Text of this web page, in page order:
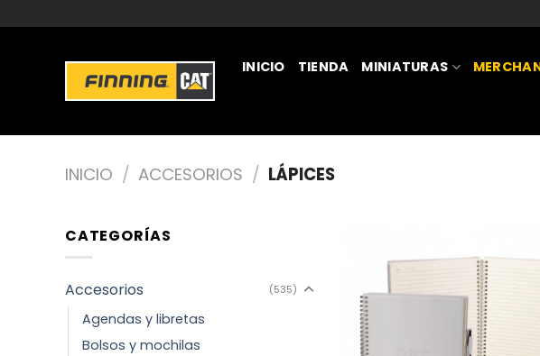
INICIO TIENDA MINIATURAS
INICIO / ACCESORIOS / LÁPICES
CATEGORÍAS
Accesorios (535)
Agendas y libretas
Bolsos y mochilas